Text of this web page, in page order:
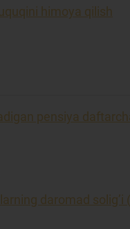
himoya qilish
pensiya
daromad solig’i